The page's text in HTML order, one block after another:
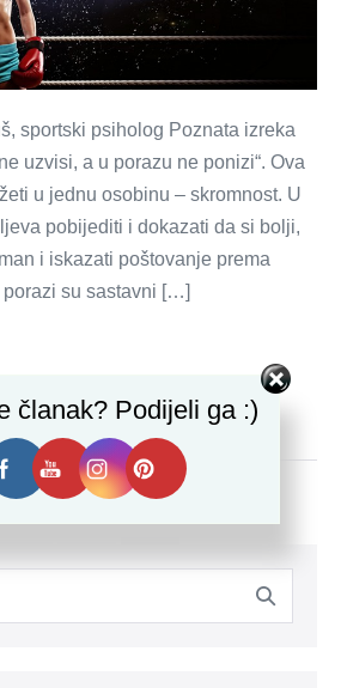
sportski psiholog Poznata izreka
uzvisi, a u porazu ne ponizi“. Ova
u jednu osobinu – skromnost. U
pobijediti i dokazati da si bolji,
i iskazati poštovanje prema
su sastavni […]
članak? Podijeli ga :)